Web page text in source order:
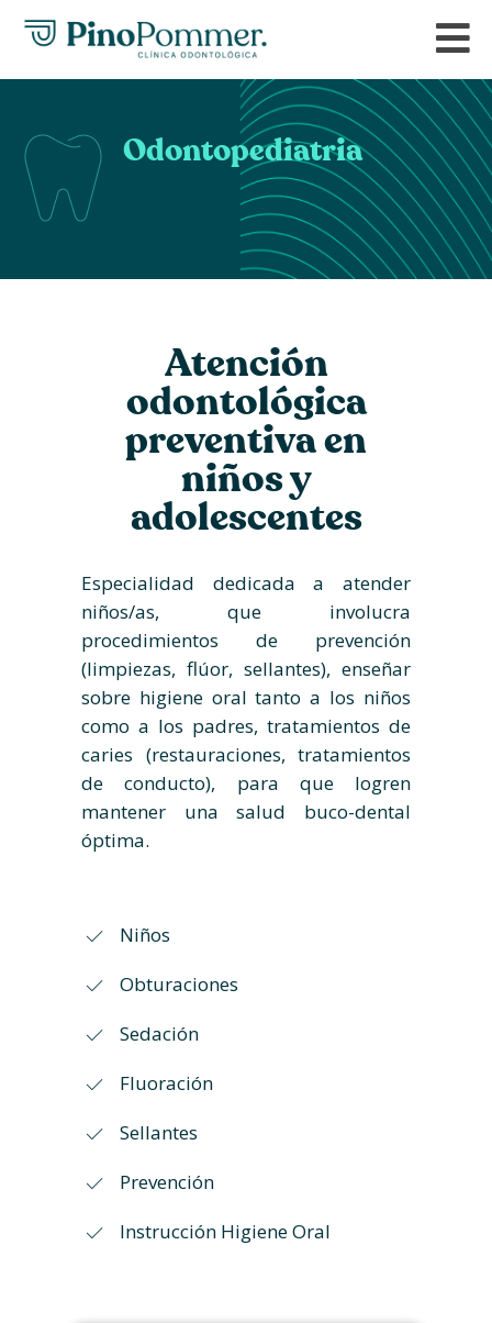
Odontopediatria
Atención
odontológica
preventiva en
niños y
adolescentes
Especialidad dedicada a atender
niños/as, que involucra
procedimientos de prevención
(limpiezas, flúor, sellantes), enseñar
sobre higiene oral tanto a los niños
como a los padres, tratamientos de
caries (restauraciones, tratamientos
de conducto), para que logren
mantener una salud buco-dental
óptima.
Niños
Obturaciones
Sedación
Fluoración
Sellantes
Prevención
Instrucción Higiene Oral